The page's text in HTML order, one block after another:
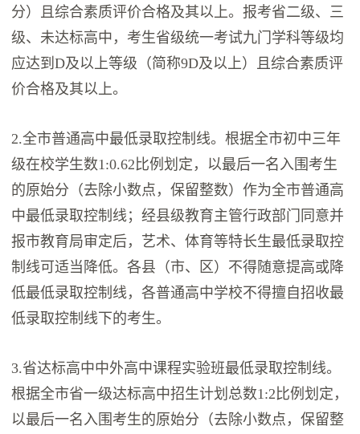
分）且综合素质评价合格及其以上。报考省二级、三
级、未达标高中，考生省级统一考试九门学科等级均
应达到D及以上等级（简称9D及以上）且综合素质评
价合格及其以上。
2.全市普通高中最低录取控制线。根据全市初中三年
级在校学生数1:0.62比例划定，以最后一名入围考生
的原始分（去除小数点，保留整数）作为全市普通高
中最低录取控制线；经县级教育主管行政部门同意并
报市教育局审定后，艺术、体育等特长生最低录取控
制线可适当降低。各县（市、区）不得随意提高或降
低最低录取控制线，各普通高中学校不得擅自招收最
低录取控制线下的考生。
3.省达标高中中外高中课程实验班最低录取控制线。
根据全市省一级达标高中招生计划总数1:2比例划定，
以最后一名入围考生的原始分（去除小数点，保留整